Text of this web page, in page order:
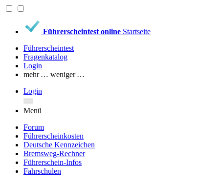
Führerscheintest online Startseite
Führerscheintest
Fragenkatalog
Login
mehr … weniger …
Login
Menü
Forum
Führerscheinkosten
Deutsche Kennzeichen
Bremsweg-Rechner
Führerschein-Infos
Fahrschulen